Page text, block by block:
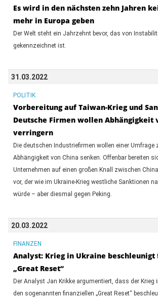
Es wird in den nächsten zehn Jahren
mehr in Europa geben
Der Welt steht ein Jahrzehnt bevor, das von
gekennzeichnet ist.
31.03.2022
POLITIK
Vorbereitung auf Taiwan-Krieg und
Deutsche Firmen wollen Abhängigkeit
verringern
Die deutschen Industriefirmen wollen einer Umfrage
Abhängigkeit von China senken. Offenbar bereiten
Unternehmen auf einen großen Knall zwischen
vor, der wie im Ukraine-Krieg westliche Sanktionen
würde – aber diesmal gegen Peking.
20.03.2022
FINANZEN
Analyst: Krieg in Ukraine
„Great Reset“
Der Analyst Jan Krikke argumentiert, dass der Krieg
den sogenannten finanziellen „Great Reset“